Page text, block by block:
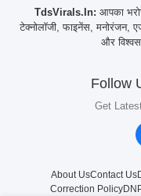
TdsVirals.In: आपका
टेक्नोलॉजी, फाइनेंस, मनोरंजन,
और
Follow
Get
About UsContact Us
Correction Policy